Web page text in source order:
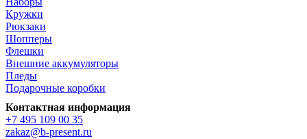
Кружки
Рюкзаки
Шопперы
Флешки
Внешние аккумуляторы
Пледы
Подарочные коробки
Контактная информация
+7 495 109 00 35
zakaz@b-present.ru